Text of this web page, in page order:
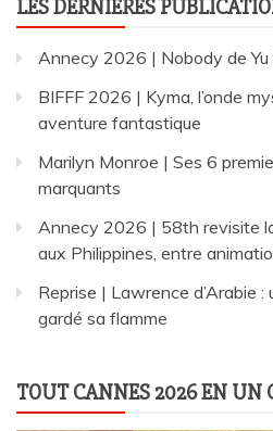
LES DERNIÈRES
Annecy 2026 | Nobody de Yu
BIFFF 2026 | Kyma, l’onde
aventure fantastique
Marilyn Monroe | Ses 6
marquants
Annecy 2026 | 58th revisite
aux Philippines, entre
Reprise | Lawrence d’Arabie
gardé sa flamme
TOUT CANNES 2026 EN UN